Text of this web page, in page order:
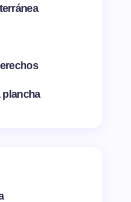
plancha